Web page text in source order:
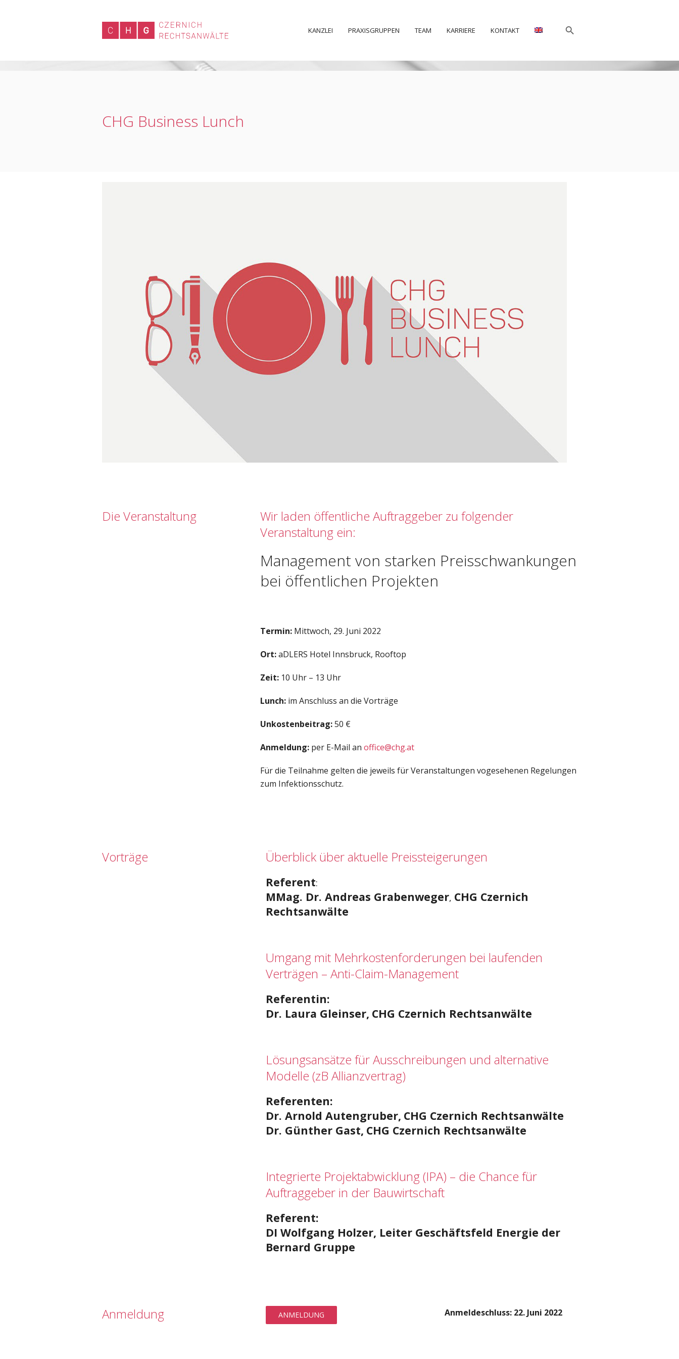
KANZLEI PRAXISGRUPPEN TEAM KARRIERE KONTAKT
CHG Business Lunch
Die Veranstaltung
Wir laden öffentliche Auftraggeber zu folgender
Veranstaltung ein:
Management von starken Preisschwankungen
bei öffentlichen Projekten
Termin: Mittwoch, 29. Juni 2022
Ort:aDLERS Hotel Innsbruck, Rooftop
Zeit: 10 Uhr – 13 Uhr
Lunch: im Anschluss an die Vorträge
Unkostenbeitrag:50 €
Anmeldung: per E-Mail anoffice@chg.at
Für die Teilnahme gelten die jeweils für Veranstaltungen vogesehenen Regelungen
zum Infektionsschutz.
Vorträge Überblick über aktuelle Preissteigerungen
Referent:
MMag. Dr. Andreas Grabenweger, CHG Czernich
Rechtsanwälte
Umgang mit Mehrkostenforderungen bei laufenden
Verträgen – Anti-Claim-Management
Referentin:
Dr. Laura Gleinser, CHG Czernich Rechtsanwälte
Lösungsansätze für Ausschreibungen und alternative
Modelle (zB Allianzvertrag)
Referenten:
Dr. Arnold Autengruber, CHG Czernich Rechtsanwälte
Dr. Günther Gast, CHG Czernich Rechtsanwälte
Integrierte Projektabwicklung (IPA) – die Chance für
Auftraggeber in der Bauwirtschaft
Referent:
DI Wolfgang Holzer, Leiter Geschäftsfeld Energie der
Bernard Gruppe
Anmeldung ANMELDUNG Anmeldeschluss: 22. Juni 2022